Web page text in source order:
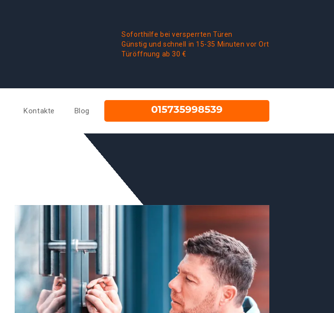
Soforthilfe bei versperrten Türen
Günstig und schnell in 15-35 Minuten vor Ort
Türöffnung ab 30 €
Kontakte Blog